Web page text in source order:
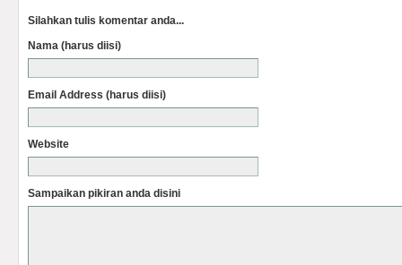
Silahkan tulis komentar anda...
Nama (harus diisi)
Email Address (harus diisi)
Website
Sampaikan pikiran anda disini